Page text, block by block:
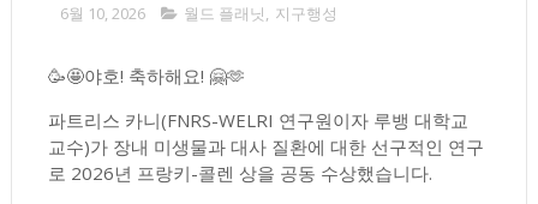
6월 10, 2026 월드 플래닛, 지구행성
🥳🤩야호! 축하해요! 🤗🫶
파트리스 카니(FNRS-WELRI 연구원이자 루뱅 대학교
교수)가 장내 미생물과 대사 질환에 대한 선구적인 연구
로 2026년 프랑키-콜렌 상을 공동 수상했습니다.